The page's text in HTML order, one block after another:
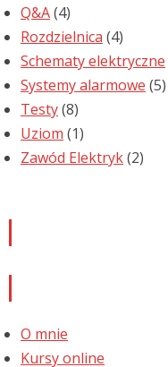
Q&A(4)
Rozdzielnica (4)
Schematy elektryczne
Systemy alarmowe (5)
Testy(8)
Uziom (1)
Zawód Elektryk(2)
O mnie
Kursy online